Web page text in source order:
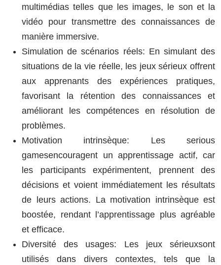
multimédias telles que les images, le son et la
vidéo pour transmettre des connaissances de
manière immersive.
Simulation de scénarios réels: En simulant des
situations de la vie réelle, les jeux sérieux offrent
aux apprenants des expériences pratiques,
favorisant la rétention des connaissances et
améliorant les compétences en résolution de
problèmes.
Motivation intrinsèque: Les serious
gamesencouragent un apprentissage actif, car
les participants expérimentent, prennent des
décisions et voient immédiatement les résultats
de leurs actions. La motivation intrinsèque est
boostée, rendant l’apprentissage plus agréable
et efficace.
Diversité des usages: Les jeux sérieuxsont
utilisés dans divers contextes, tels que la